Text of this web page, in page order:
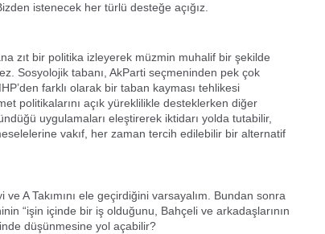
istenecek her türlü desteğe açığız.
zıt bir politika izleyerek müzmin muhalif bir şekilde
Sosyolojik tabanı, AkParti seçmeninden pek çok
farklı olarak bir taban kayması tehlikesi
politikalarını açık yüreklilikle desteklerken diğer
uygulamaları eleştirerek iktidarı yolda tutabilir,
vakıf, her zaman tercih edilebilir bir alternatif
A Takımını ele geçirdiğini varsayalım. Bundan sonra
“işin içinde bir iş olduğunu, Bahçeli ve arkadaşlarının
düşünmesine yol açabilir?